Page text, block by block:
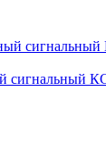
сигнальный